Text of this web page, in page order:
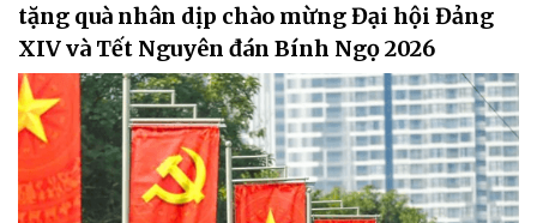
tặng quà nhân dịp chào mừng Đại hội Đảng
XIV và Tết Nguyên đán Bính Ngọ 2026